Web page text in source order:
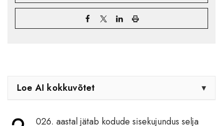
Loe AI kokkuvõtet ▾
026. aastal jätab kodude sisekujundus selja